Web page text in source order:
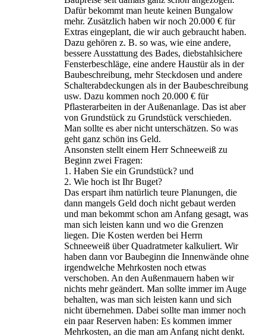
Dafür bekommt man heute keinen Bungalow
mehr. Zusätzlich haben wir noch 20.000 € für
Extras eingeplant, die wir auch gebraucht haben.
Dazu gehören z. B. so was, wie eine andere,
bessere Ausstattung des Bades, diebstahlsichere
Fensterbeschläge, eine andere Haustür als in der
Baubeschreibung, mehr Steckdosen und andere
Schalterabdeckungen als in der Baubeschreibung
usw. Dazu kommen noch 20.000 € für
Pflasterarbeiten in der Außenanlage. Das ist aber
von Grundstück zu Grundstück verschieden.
Man sollte es aber nicht unterschätzen. So was
geht ganz schön ins Geld.
Ansonsten stellt einem Herr Schneeweiß zu
Beginn zwei Fragen:
1. Haben Sie ein Grundstück? und
2. Wie hoch ist Ihr Buget?
Das erspart ihm natürlich teure Planungen, die
dann mangels Geld doch nicht gebaut werden
und man bekommt schon am Anfang gesagt, was
man sich leisten kann und wo die Grenzen
liegen. Die Kosten werden bei Herrn
Schneeweiß über Quadratmeter kalkuliert. Wir
haben dann vor Baubeginn die Innenwände ohne
irgendwelche Mehrkosten noch etwas
verschoben. An den Außenmauern haben wir
nichts mehr geändert. Man sollte immer im Auge
behalten, was man sich leisten kann und sich
nicht übernehmen. Dabei sollte man immer noch
ein paar Reserven haben: Es kommen immer
Mehrkosten, an die man am Anfang nicht denkt.